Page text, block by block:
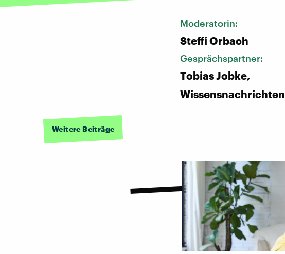
Moderatorin:
Steffi Orbach
Gesprächspartner:
Tobias Jobke,
Wissensnachrichten
Weitere Beiträge